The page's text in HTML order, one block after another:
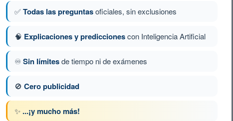
42 de 140
✅Todas las preguntasoficiales, sin exclusiones
🧠 Explicaciones y prediccionescon Inteligencia Artificial
♾️Sin límitesde tiempo ni de exámenes
🚫 Cero publicidad
✨ ...¡y mucho más!